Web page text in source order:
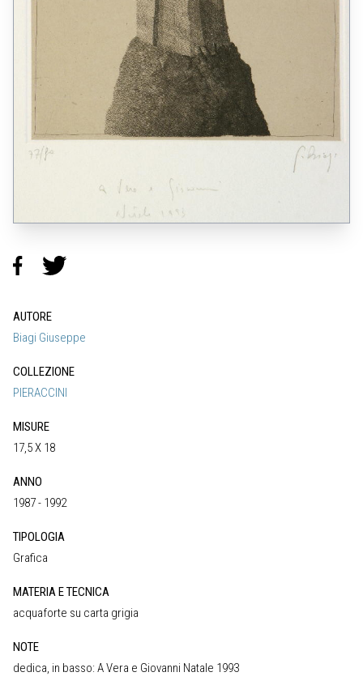
AUTORE
Biagi Giuseppe
COLLEZIONE
PIERACCINI
MISURE
17,5 X 18
ANNO
1987 - 1992
TIPOLOGIA
Grafica
MATERIA E TECNICA
acquaforte su carta grigia
NOTE
dedica, in basso: A Vera e Giovanni Natale 1993